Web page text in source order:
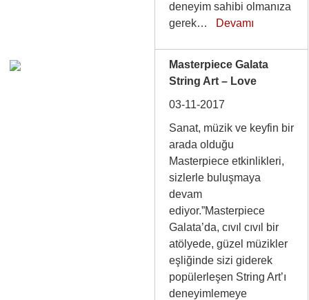
deneyim sahibi olmanıza
gerek… Devamı
Masterpiece Galata
String Art – Love
03-11-2017
Sanat, müzik ve keyfin bir
arada olduğu
Masterpiece etkinlikleri,
sizlerle buluşmaya
devam
ediyor.”Masterpiece
Galata’da, cıvıl cıvıl bir
atölyede, güzel müzikler
eşliğinde sizi giderek
popülerleşen String Art’ı
deneyimlemeye